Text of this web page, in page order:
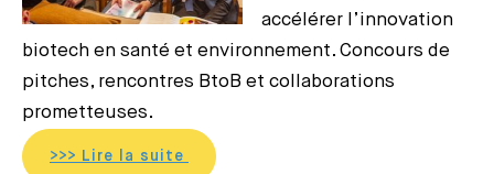
accélérer l’innovation
biotech en santé et environnement. Concours de
pitches, rencontres BtoB et collaborations
prometteuses.
>>> Lire la suite